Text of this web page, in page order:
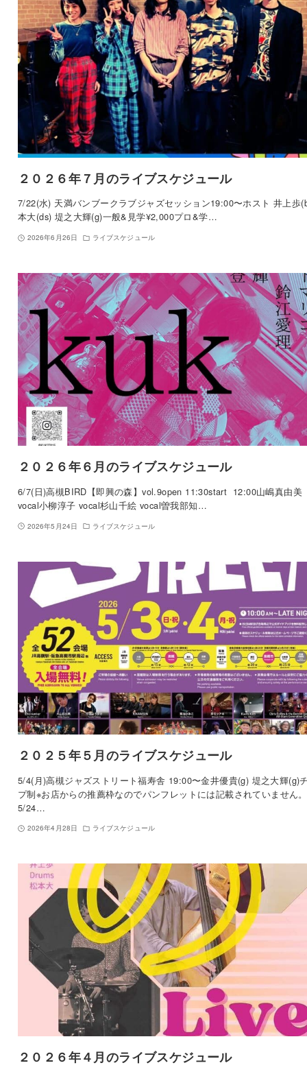
２０２６年７月のライブスケジュール
7/22(水) 天満バンブークラブジャズセッション19:00〜ホスト 井上歩
本大(ds) 堤之大輝(g)一般&見学¥2,000プロ&学…
2026年6月26日 ライブスケジュール
２０２６年６月のライブスケジュール
6/7(日)高槻BIRD【即興の森】vol.9open 11:30start 12:00山嶋真由美
vocal小柳淳子 vocal杉山千絵 vocal曽我部知…
2026年5月24日 ライブスケジュール
２０２５年５月のライブスケジュール
5/4(月)高槻ジャズストリート福寿舎 19:00〜金井優貴(g) 堤之大輝(g)
プ制※お店からの推薦枠なのでパンフレットには記載されていません。
5/24…
2026年4月28日 ライブスケジュール
２０２６年４月のライブスケジュール